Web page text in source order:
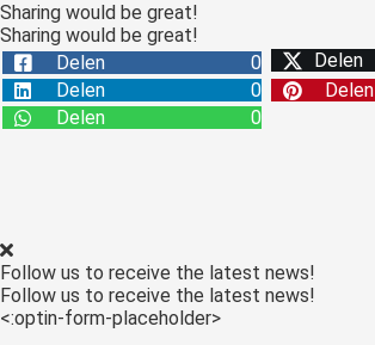
Sharing would be great!
Sharing would be great!
Delen
0 Delen
Delen
0 Delen
Delen
0
Follow us to receive the latest news!
Follow us to receive the latest news!
<:optin-form-placeholder>